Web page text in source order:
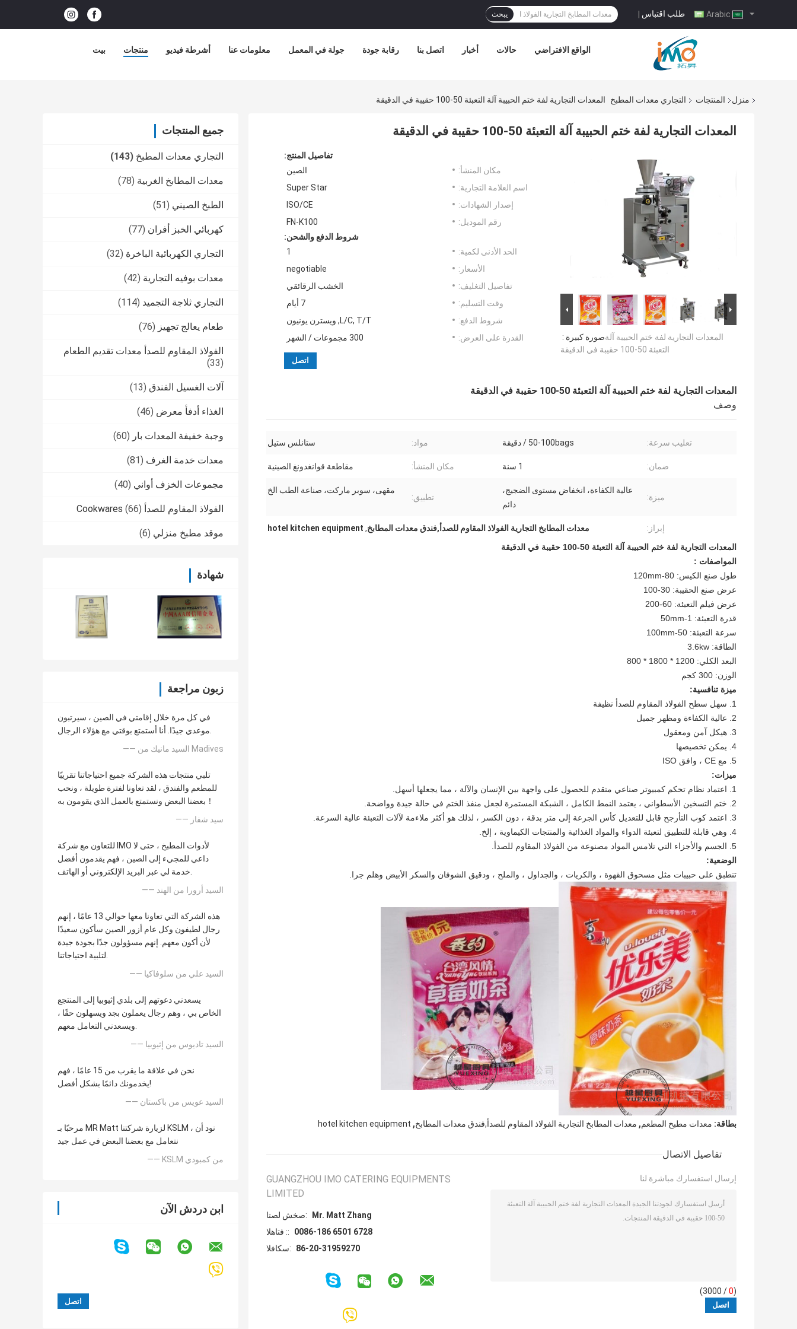
طلب اقتباس | يبحث
بيت منتجات أشرطة فيديو معلومات عنا جولة في المعمل رقابة جودة اتصل بنا أخبار حالات الواقع الافتراضي
منزل المنتجات التجاري معدات المطبخ المعدات التجارية لفة ختم الحبيبة آلة التعبئة 50-100 حقيبة في الدقيقة
جميع المنتجات
التجاري معدات المطبخ (143)
معدات المطابخ الغربية (78)
الطبخ الصيني (51)
كهربائي الخبز أفران (77)
التجاري الكهربائية الباخرة (32)
معدات بوفيه التجارية (42)
التجاري ثلاجة التجميد (114)
طعام يعالج تجهيز (76)
الفولاذ المقاوم للصدأ معدات تقديم الطعام
(33)
آلات الغسيل الفندق (13)
الغذاء أدفأ معرض (46)
وجبة خفيفة المعدات بار (60)
معدات خدمة الغرف (81)
مجموعات الخزف أواني (40)
الفولاذ المقاوم للصدأ Cookwares (66)
موقد مطبخ منزلي (6)
شهادة
زبون مراجعة
في كل مرة خلال إقامتي في الصين ، سيرتبون
موعدي جيدًا. أنا أستمتع بوقتي مع هؤلاء الرجال.
—— السيد مانيك من Madives
تلبي منتجات هذه الشركة جميع احتياجاتنا تقريبًا
للمطعم والفندق ، لقد تعاونا لفترة طويلة ، ونحب
بعضنا البعض ونستمتع بالعمل الذي يقومون به！
—— سيد شفاز
للتعاون مع شركة IMO لأدوات المطبخ ، حتى لا
داعي للمجيء إلى الصين ، فهم يقدمون أفضل
خدمة لي عبر البريد الإلكتروني أو الهاتف.
—— السيد أرورا من الهند
هذه الشركة التي تعاونا معها حوالي 13 عامًا ، إنهم
رجال لطيفون وكل عام أزور الصين سأكون سعيدًا
لأن أكون معهم. إنهم مسؤولون جدًا بجودة جيدة
لتلبية احتياجاتنا.
—— السيد علي من سلوفاكيا
يسعدني دعوتهم إلى بلدي إثيوبيا إلى المنتجع
الخاص بي ، وهم رجال يعملون بجد ويسهلون حقًا ،
ويسعدني التعامل معهم.
—— السيد تاديوس من إثيوبيا
نحن في علاقة ما يقرب من 15 عامًا ، فهم
يخدمونك دائمًا بشكل أفضل!
—— السيد عويس من باكستان
مرحبًا بـ MR Matt لزيارة شركتنا KSLM ، نود أن
نتعامل مع بعضنا البعض في عمل جيد
—— KSLM من كمبودي
ابن دردش الآن
المعدات التجارية لفة ختم الحبيبة آلة التعبئة 50-100 حقيبة في الدقيقة
صورة كبيرة :المعدات التجارية لفة ختم الحبيبة آلة
التعبئة 50-100 حقيبة في الدقيقة
تفاصيل المنتج:
مكان المنشأ:
الصين
اسم العلامة التجارية:
Super Star
إصدار الشهادات:
ISO/CE
رقم الموديل:
FN-K100
شروط الدفع والشحن:
الحد الأدنى لكمية:
1
الأسعار:
negotiable
تفاصيل التغليف:
الخشب الرقائقي
وقت التسليم:
7 أيام
شروط الدفع:
L/C, T/T, ويسترن يونيون
القدرة على العرض:
300 مجموعات / الشهر
اتصل
المعدات التجارية لفة ختم الحبيبة آلة التعبئة 50-100 حقيبة في الدقيقة
وصف
تعليب سرعة: 50-100bags / دقيقة مواد: ستانلس ستيل
ضمان: 1 سنة مكان المنشأ: مقاطعة قوانغدونغ الصينية
ميزة:
عالية الكفاءة، انخفاض مستوى الضجيج،
دائم
تطبيق:
مقهى، سوبر ماركت، صناعة الطب الخ
إبراز: معدات المطابخ التجارية الفولاذ المقاوم للصدأ,فندق معدات المطابخ,
hotel kitchen equipment
المعدات التجارية لفة ختم الحبيبة آلة التعبئة 50-100 حقيبة في الدقيقة
المواصفات :
طول صنع الكيس: 80-120mm
عرض صنع الحقيبة: 30-100
عرض فيلم التعبئة: 60-200
قدرة التعبئة: 1-50mm
سرعة التعبئة: 50-100mm
الطاقة: 3.6kw
البعد الكلي: 1200 * 1800 * 800
الوزن: 300 كجم
ميزة تنافسية:
1. سهل سطح الفولاذ المقاوم للصدأ نظيفة
2. عالية الكفاءة ومظهر جميل
3. هيكل آمن ومعقول
4. يمكن تخصيصها
5. مع CE ، وافق ISO
ميزات:
1. اعتماد نظام تحكم كمبيوتر صناعي متقدم للحصول على واجهة بين الإنسان والآلة ، مما يجعلها أسهل.
2. ختم التسخين الأسطواني ، يعتمد النمط الكامل ، الشبكة المستمرة لجعل منفذ الختم في حالة جيدة وواضحة.
3. اعتمد كوب التأرجح قابل للتعديل كأس الجرعة إلى متر بدقة ، دون الكسر ، لذلك هو أكثر ملاءمة لآلات التعبئة عالية السرعة.
4. وهي قابلة للتطبيق لتعبئة الدواء والمواد الغذائية والمنتجات الكيماوية ، إلخ.
5. الجسم والأجزاء التي تلامس المواد مصنوعة من الفولاذ المقاوم للصدأ.
الوضعية:
تنطبق على حبيبات مثل مسحوق القهوة ، والكريات ، والجداول ، والملح ، ودقيق الشوفان والسكر الأبيض وهلم جرا.
بطاقة: معدات مطبخ المطعم, معدات المطابخ التجارية الفولاذ المقاوم للصدأ,فندق معدات المطابخ,
hotel kitchen equipment
تفاصيل الاتصال
GUANGZHOU IMO CATERING EQUIPMENTS
LIMITED
اتصل شخص:
Mr. Matt Zhang
الهاتف ::
0086-186 6501 6728
الفاكس:
86-20-31959270
إرسال استفسارك مباشرة لنا
(
0
/ 3000)